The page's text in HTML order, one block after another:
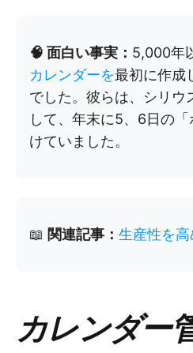
🧠 面白い事実： 5,000年
カレンダーを最初に作成
でした。彼らは、シリウ
して、年末に5、6日の
けていました。
📖 関連記事： 生産性を
カレンダー